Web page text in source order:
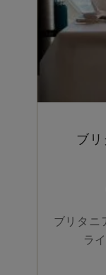
ブリ
ブリタニ
ラ